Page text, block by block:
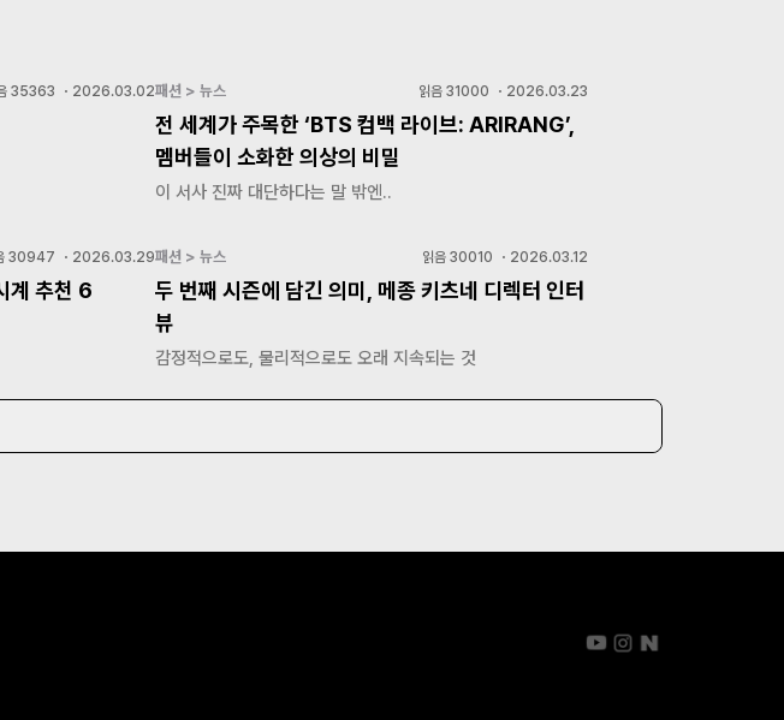
35363 ・ 2026.03.02패션 > 뉴스 읽음 31000 ・ 2026.03.23
전 세계가 주목한 ‘BTS 컴백 라이브: ARIRANG’,
멤버들이 소화한 의상의 비밀
이 서사 진짜 대단하다는 말 밖엔..
30947 ・ 2026.03.29
계 추천 6
패션 > 뉴스 읽음 30010 ・ 2026.03.12
두 번째 시즌에 담긴 의미, 메종 키츠네 디렉터 인터
뷰
감정적으로도, 물리적으로도 오래 지속되는 것